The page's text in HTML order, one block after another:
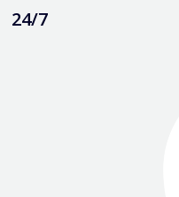
24/7